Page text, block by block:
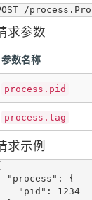
求参数
参数名称
process.pid
process.tag
求示例